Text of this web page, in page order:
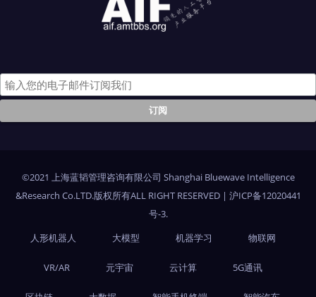
©2021 上海蓝韬管理咨询有限公司 Shanghai Bluewave Intelligence
&Research Co.LTD.版权所有ALL RIGHT RESERVED | 沪ICP备12020441
号-3.
人形机器人
大模型 机器学习 物联网
VR/AR 元宇宙 云计算 5G通讯